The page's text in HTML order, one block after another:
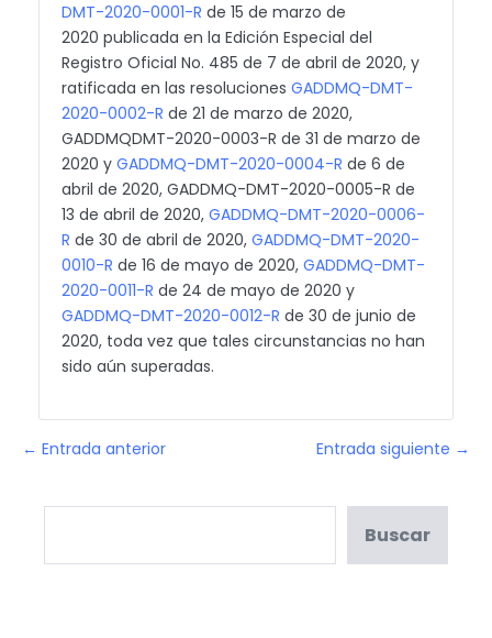
DMT-2020-0001-R de 15 de marzo de
2020 publicada en la Edición Especial del
Registro Oficial No. 485 de 7 de abril de 2020, y
ratificada en las resoluciones GADDMQ-DMT-
2020-0002-R de 21 de marzo de 2020,
GADDMQDMT-2020-0003-R de 31 de marzo de
2020 y GADDMQ-DMT-2020-0004-R de 6 de
abril de 2020, GADDMQ-DMT-2020-0005-R de
13 de abril de 2020, GADDMQ-DMT-2020-0006-
R de 30 de abril de 2020, GADDMQ-DMT-2020-
0010-R de 16 de mayo de 2020, GADDMQ-DMT-
2020-0011-R de 24 de mayo de 2020 y
GADDMQ-DMT-2020-0012-R de 30 de junio de
2020, toda vez que tales circunstancias no han
sido aún superadas.
← Entrada anterior Entrada siguiente →
Buscar